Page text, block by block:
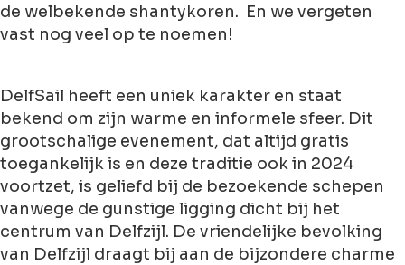
de welbekende shantykoren. En we vergeten
vast nog veel op te noemen!
DelfSail heeft een uniek karakter en staat
bekend om zijn warme en informele sfeer. Dit
grootschalige evenement, dat altijd gratis
toegankelijk is en deze traditie ook in 2024
voortzet, is geliefd bij de bezoekende schepen
vanwege de gunstige ligging dicht bij het
centrum van Delfzijl. De vriendelijke bevolking
van Delfzijl draagt bij aan de bijzondere charme